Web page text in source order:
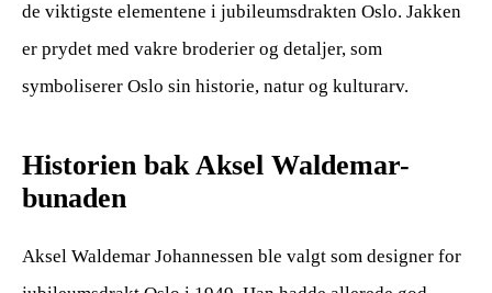
de viktigste elementene i jubileumsdrakten Oslo. Jakken
er prydet med vakre broderier og detaljer, som
symboliserer Oslo sin historie, natur og kulturarv.
Historien bak Aksel Waldemar-
bunaden
Aksel Waldemar Johannessen ble valgt som designer for